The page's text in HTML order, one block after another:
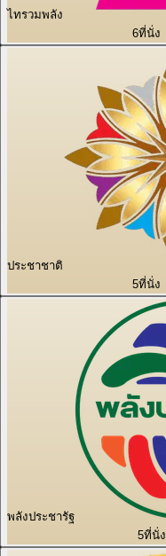
ไทรวมพลัง
6ที่นั่ง
ประชาชาติ
5ที่นั่ง
พลังประชารัฐ
5ที่นั่ง